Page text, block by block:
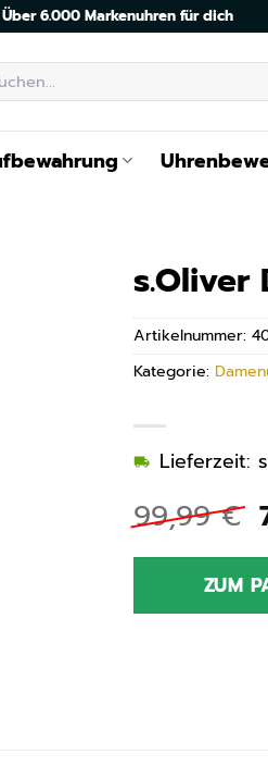
Über 6.000 Markenuhren für dich
s.Oliver
99,99€
Lieferzeit:
ZUM
Artikelnummer:
Kategorie: